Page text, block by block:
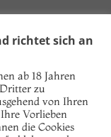
richtet sich an
ab 18 Jahren
zu
von Ihren
Vorlieben
die Cookies